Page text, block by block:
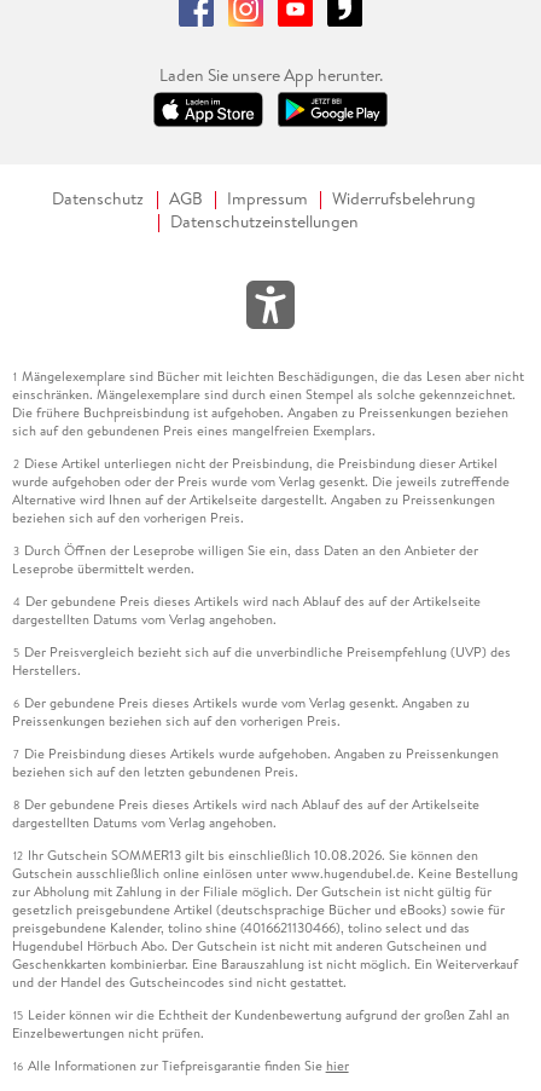
Laden Sie unsere App herunter.
Datenschutz AGB Impressum
Widerrufsbelehrung
Datenschutzeinstellungen
1 Mängelexemplare sind Bücher mit leichten Beschädigungen, die das Lesen aber nicht
einschränken. Mängelexemplare sind durch einen Stempel als solche gekennzeichnet.
Die frühere Buchpreisbindung ist aufgehoben. Angaben zu Preissenkungen beziehen
sich auf den gebundenen Preis eines mangelfreien Exemplars.
2 Diese Artikel unterliegen nicht der Preisbindung, die Preisbindung dieser Artikel
wurde aufgehoben oder der Preis wurde vom Verlag gesenkt. Die jeweils zutreffende
Alternative wird Ihnen auf der Artikelseite dargestellt. Angaben zu Preissenkungen
beziehen sich auf den vorherigen Preis.
3 Durch Öffnen der Leseprobe willigen Sie ein, dass Daten an den Anbieter der
Leseprobe übermittelt werden.
4 Der gebundene Preis dieses Artikels wird nach Ablauf des auf der Artikelseite
dargestellten Datums vom Verlag angehoben.
5 Der Preisvergleich bezieht sich auf die unverbindliche Preisempfehlung (UVP) des
Herstellers.
6 Der gebundene Preis dieses Artikels wurde vom Verlag gesenkt. Angaben zu
Preissenkungen beziehen sich auf den vorherigen Preis.
7 Die Preisbindung dieses Artikels wurde aufgehoben. Angaben zu Preissenkungen
beziehen sich auf den letzten gebundenen Preis.
8 Der gebundene Preis dieses Artikels wird nach Ablauf des auf der Artikelseite
dargestellten Datums vom Verlag angehoben.
12 Ihr Gutschein SOMMER13 gilt bis einschließlich 10.08.2026. Sie können den
Gutschein ausschließlich online einlösen unter www.hugendubel.de. Keine Bestellung
zur Abholung mit Zahlung in der Filiale möglich. Der Gutschein ist nicht gültig für
gesetzlich preisgebundene Artikel (deutschsprachige Bücher und eBooks) sowie für
preisgebundene Kalender, tolino shine (4016621130466), tolino select und das
Hugendubel Hörbuch Abo. Der Gutschein ist nicht mit anderen Gutscheinen und
Geschenkkarten kombinierbar. Eine Barauszahlung ist nicht möglich. Ein Weiterverkauf
und der Handel des Gutscheincodes sind nicht gestattet.
15 Leider können wir die Echtheit der Kundenbewertung aufgrund der großen Zahl an
Einzelbewertungen nicht prüfen.
16 Alle Informationen zur Tiefpreisgarantie finden Sie hier